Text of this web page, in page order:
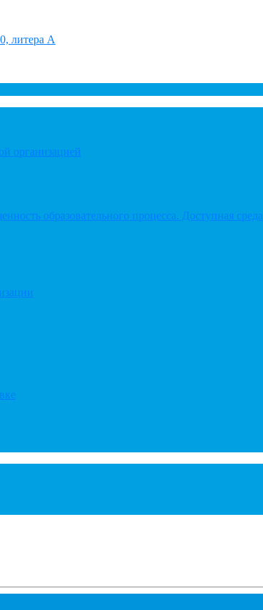
литера А
организацией
образовательного процесса. Доступная среда